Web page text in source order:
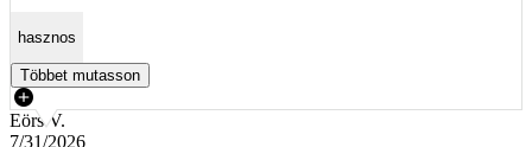
hasznos
Többet mutasson
Eörs V.
7/31/2026